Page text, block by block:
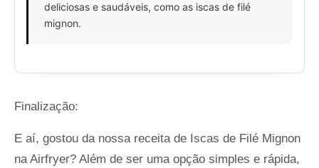
deliciosas e saudáveis, como as iscas de filé
mignon.
Finalização:
E aí, gostou da nossa receita de Iscas de Filé Mignon
na Airfryer? Além de ser uma opção simples e rápida,